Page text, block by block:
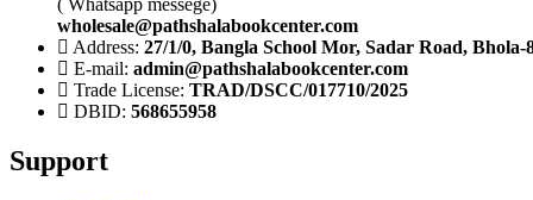
wholesale@pathshalabookcenter.com
Address: 27/1/0, Bangla School Mor, Sadar Road, Bhola-
E-mail: admin@pathshalabookcenter.com
Trade License: TRAD/DSCC/017710/2025
DBID: 568655958
Support